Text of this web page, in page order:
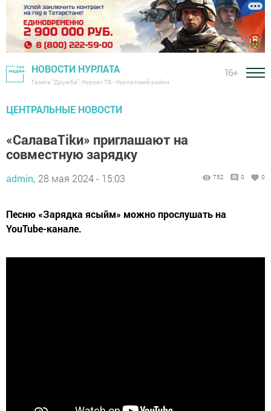
НОВОСТИ НУРЛАТА
Газета "Дружба", Нурлат ТВ - Нурлатский район
16+
ЦЕНТРАЛЬНЫЕ НОВОСТИ
«СалаваTikи» приглашают на
совместную зарядку
admin, 28 мая 2024 - 15:03 752 0 0
Песню «Зарядка ясыйм» можно прослушать на
YouTube-канале.